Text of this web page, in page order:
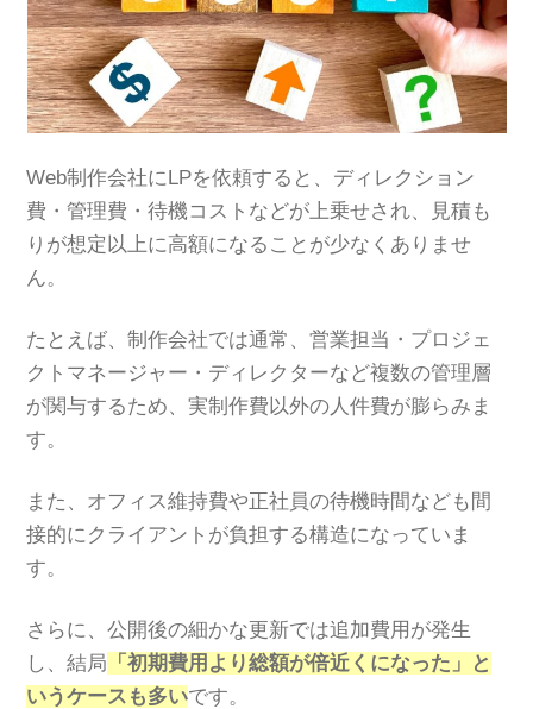
Web制作会社にLPを依頼すると、ディレクション
費・管理費・待機コストなどが上乗せされ、見積も
りが想定以上に高額になることが少なくありませ
ん。
たとえば、制作会社では通常、営業担当・プロジェ
クトマネージャー・ディレクターなど複数の管理層
が関与するため、実制作費以外の人件費が膨らみま
す。
また、オフィス維持費や正社員の待機時間なども間
接的にクライアントが負担する構造になっていま
す。
さらに、公開後の細かな更新では追加費用が発生
し、結局 「初期費用より総額が倍近くになった」と
いうケースも多いです。